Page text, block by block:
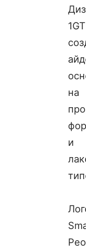
1GT
на
и